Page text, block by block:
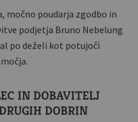
močno poudarja zgodbo in
podjetja Bruno Nebelung
po deželi kot potujoči
IN DOBAVITELJ
DOBRIN